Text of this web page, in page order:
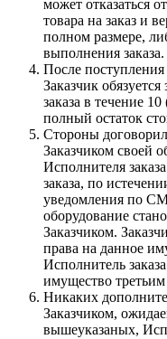
может отказаться
товара на заказ и
полном размере,
выполнения заказа.
После поступления
Заказчик
заказа в течение
полный остаток
Стороны
Заказчиком своей
Исполнителя
заказа, по
уведомления по
оборудование
Заказчиком.
права на данное
Исполнитель
имущество
Никаких
Заказчиком,
вышеуказаных,